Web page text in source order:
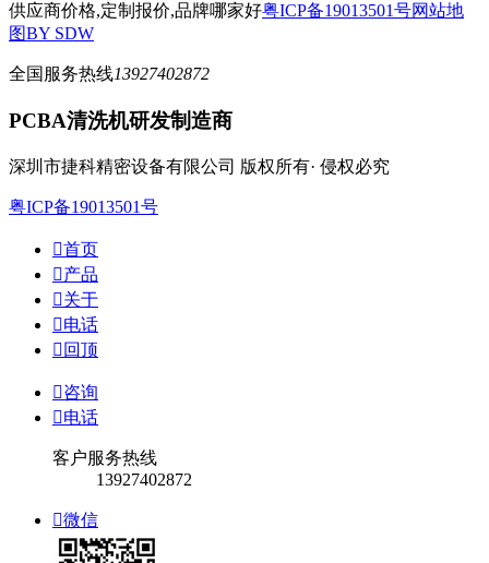
供应商价格,定制报价,品牌哪家好粤ICP备19013501号网站地
图BY SDW
全国服务热线13927402872
PCBA清洗机研发制造商
深圳市捷科精密设备有限公司 版权所有· 侵权必究
粤ICP备19013501号
首页
产品
关于
电话
 回顶
咨询
电话
客户服务热线
13927402872
微信